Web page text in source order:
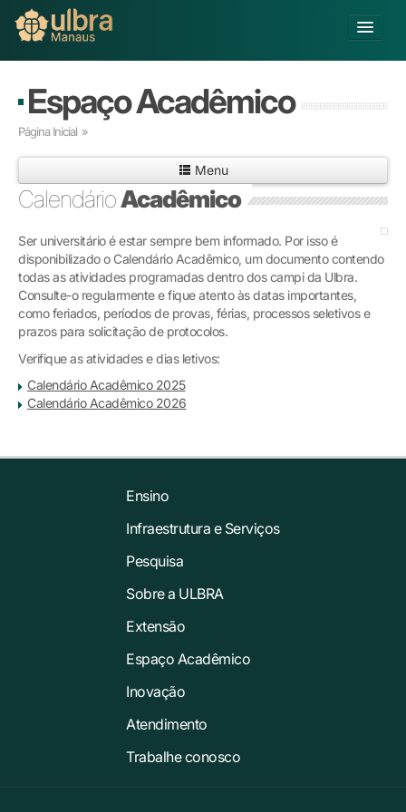
Buscar
Matricule-se
Graduação
Pós-graduação
Educação a Distância
Pesquisa
Extensão
Infraestrutura e Serviços
Inovação
Sobre a ULBRA
Espaço Acadêmico
Página Inicial »
Menu
CalendárioAcadêmico
Ser universitário é estar sempre bem informado. Por isso é
disponibilizado o Calendário Acadêmico, um documento contendo
todas as atividades programadas dentro dos campi da Ulbra.
Consulte-o regularmente e fique atento às datas importantes,
como feriados, períodos de provas, férias, processos seletivos e
prazos para solicitação de protocolos.
Verifique as atividades e dias letivos:
Calendário Acadêmico 2025
Calendário Acadêmico 2026
Ensino
Infraestrutura e Serviços
Pesquisa
Sobre a ULBRA
Extensão
Espaço Acadêmico
Inovação
Atendimento
Trabalhe conosco